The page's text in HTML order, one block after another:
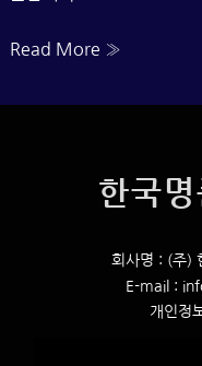
발
시
(Balenciaga)
Read More »
한국
회사명 : (주)
E-mail :
개인정